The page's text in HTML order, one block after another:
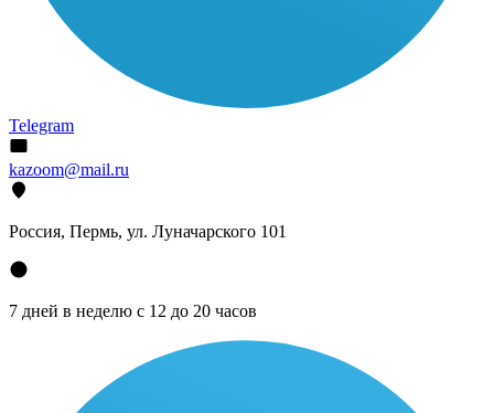
Telegram
kazoom@mail.ru
Россия, Пермь, ул. Луначарского 101
7 дней в неделю с 12 до 20 часов